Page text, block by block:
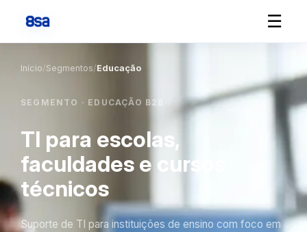
☰
Início/Segmentos/Educação
SEGMENTO · EDUCAÇÃO B2B
TI para escolas,
faculdades e cursos
técnicos
Suporte de TI para instituições de ensino com foco em